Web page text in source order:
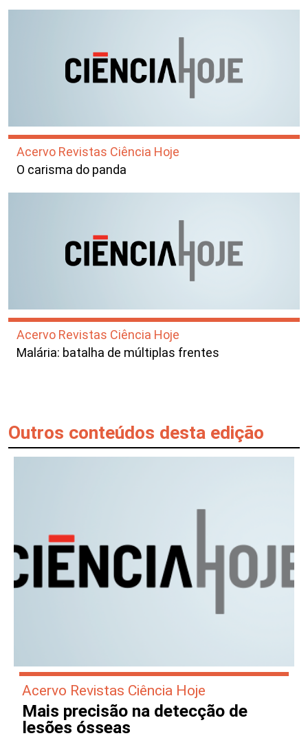
Acervo Revistas Ciência Hoje
O carisma do panda
Acervo Revistas Ciência Hoje
Malária: batalha de múltiplas frentes
Outros conteúdos desta edição
Acervo Revistas Ciência Hoje
Mais precisão na detecção de
lesões ósseas